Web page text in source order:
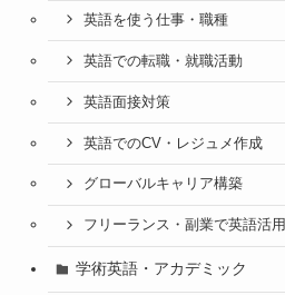
英語を使う仕事・職種
英語での転職・就職活動
英語面接対策
英語でのCV・レジュメ作成
グローバルキャリア構築
フリーランス・副業で英語活用
学術英語・アカデミック